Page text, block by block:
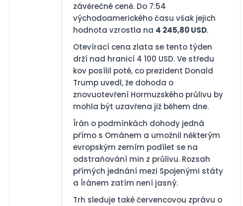
závěrečné ceně. Do 7:54
východoamerického času však jejich
hodnota vzrostla na 4 245,80 USD.
Otevírací cena zlata se tento týden
drží nad hranicí 4 100 USD. Ve středu
kov posílil poté, co prezident Donald
Trump uvedl, že dohoda o
znovuotevření Hormuzského průlivu by
mohla být uzavřena již během dne.
Írán o podmínkách dohody jedná
přímo s Ománem a umožnil některým
evropským zemím podílet se na
odstraňování min z průlivu. Rozsah
přímých jednání mezi Spojenými státy
a Íránem zatím není jasný.
Trh sleduje také červencovou zprávu o